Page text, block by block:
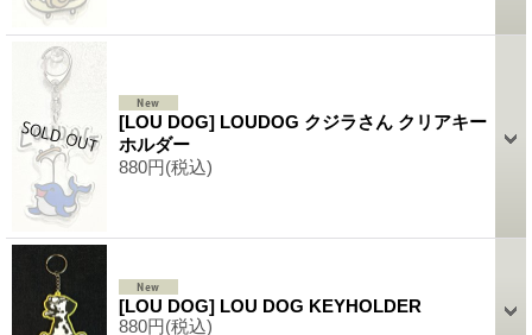
[LOU DOG] LOUDOG クジラさん クリアキー
ホルダー
880円(税込)
[LOU DOG] LOU DOG KEYHOLDER
880円(税込)